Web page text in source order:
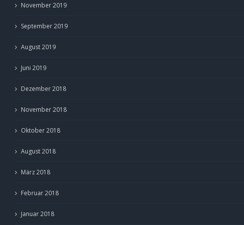
November 2019
September 2019
August 2019
Juni 2019
Dezember 2018
November 2018
Oktober 2018
August 2018
März 2018
Februar 2018
Januar 2018